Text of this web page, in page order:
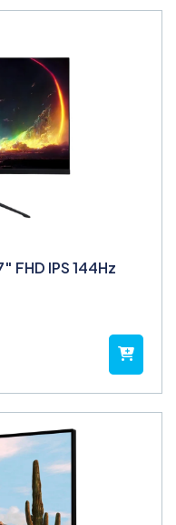
FHD IPS 144Hz